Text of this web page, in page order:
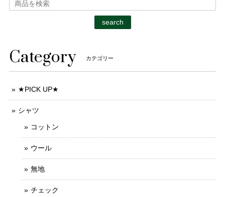
search
Category カテゴリー
★PICK UP★
シャツ
コットン
ウール
無地
チェック